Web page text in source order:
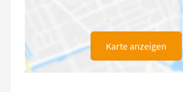
Karte anzeigen